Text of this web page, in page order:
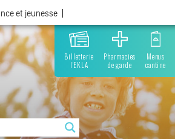
et jeunesse
Billetterie
l'EKLA
Pharmacies
de garde
Menus
cantine